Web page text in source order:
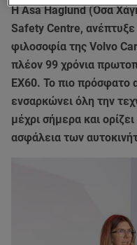
H Åsa Haglund (Όσα
Safety Centre, ανέπτυξε
φιλοσοφία της Volvo
πλέον 99 χρόνια
EX60. Το πιο πρόσφατο
ενσαρκώνει όλη την
μέχρι σήμερα και
ασφάλεια των